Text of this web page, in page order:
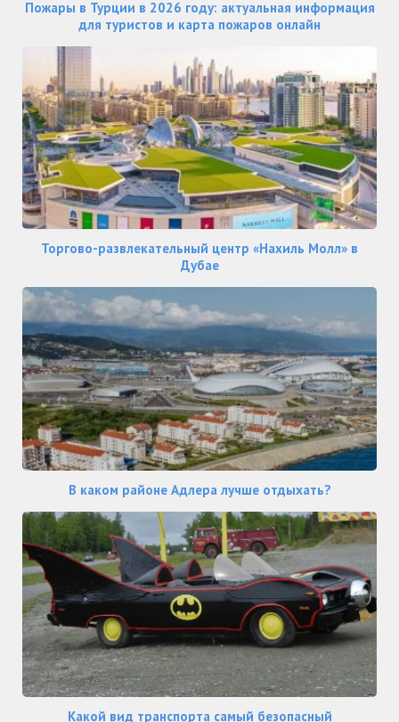
Пожары в Турции в 2026 году: актуальная информация
для туристов и карта пожаров онлайн
Торгово-развлекательный центр «Нахиль Молл» в
Дубае
В каком районе Адлера лучше отдыхать?
Какой вид транспорта самый безопасный